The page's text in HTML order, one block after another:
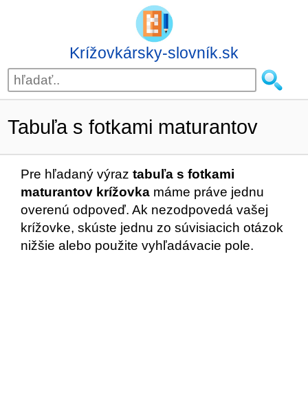
Krížovkársky-slovník.sk
Tabuľa s fotkami maturantov
Pre hľadaný výraz tabuľa s fotkami
maturantov krížovka máme práve jednu
overenú odpoveď. Ak nezodpovedá vašej
krížovke, skúste jednu zo súvisiacich otázok
nižšie alebo použite vyhľadávacie pole.